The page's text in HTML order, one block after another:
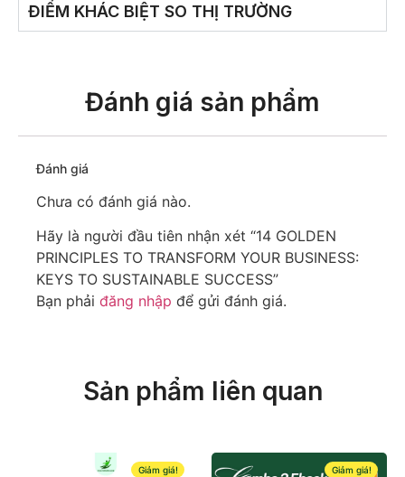
ĐIỂM KHÁC BIỆT SO THỊ TRƯỜNG
Đánh giá sản phẩm
Đánh giá
Chưa có đánh giá nào.
Hãy là người đầu tiên nhận xét “14 GOLDEN
PRINCIPLES TO TRANSFORM YOUR BUSINESS:
KEYS TO SUSTAINABLE SUCCESS”
Bạn phải đăng nhập để gửi đánh giá.
Sản phẩm liên quan
Giảm giá! Giảm giá!